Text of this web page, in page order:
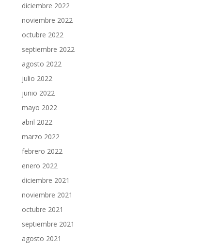
diciembre 2022
noviembre 2022
octubre 2022
septiembre 2022
agosto 2022
julio 2022
junio 2022
mayo 2022
abril 2022
marzo 2022
febrero 2022
enero 2022
diciembre 2021
noviembre 2021
octubre 2021
septiembre 2021
agosto 2021